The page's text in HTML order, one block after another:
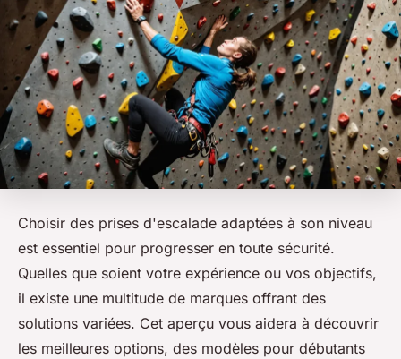
Choisir des prises d'escalade adaptées à son niveau
est essentiel pour progresser en toute sécurité.
Quelles que soient votre expérience ou vos objectifs,
il existe une multitude de marques offrant des
solutions variées. Cet aperçu vous aidera à découvrir
les meilleures options, des modèles pour débutants